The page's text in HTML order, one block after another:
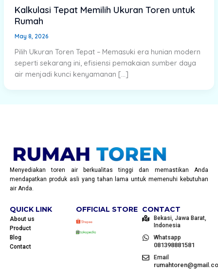
Kalkulasi Tepat Memilih Ukuran Toren untuk
Rumah
May 8, 2026
Pilih Ukuran Toren Tepat – Memasuki era hunian modern
seperti sekarang ini, efisiensi pemakaian sumber daya
air menjadi kunci kenyamanan […]
Menyediakan toren air berkualitas tinggi dan memastikan Anda
mendapatkan produk asli yang tahan lama untuk memenuhi kebutuhan
air Anda.
QUICK LINK
About us
Product
Blog
Contact
OFFICIAL STORE CONTACT
Bekasi, Jawa Barat,
Indonesia
Whatsapp
081398881581
Email